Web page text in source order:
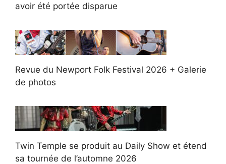
avoir été portée disparue
Revue du Newport Folk Festival 2026 + Galerie
de photos
Twin Temple se produit au Daily Show et étend
sa tournée de l’automne 2026